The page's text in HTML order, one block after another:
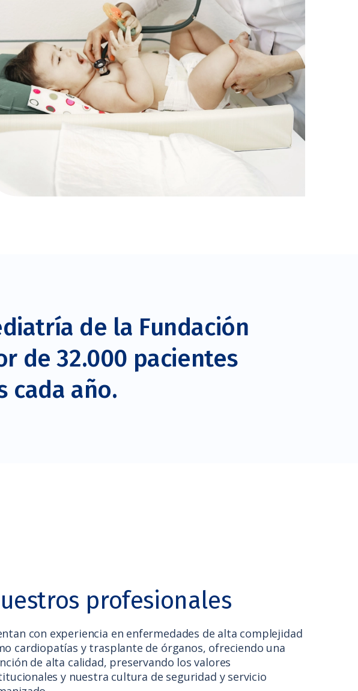
de la Fundación
de 32.000 pacientes
cada año.
profesionales
con experiencia en enfermedades de alta complejidad
cardiopatías y trasplante de órganos, ofreciendo una
de alta calidad, preservando los valores
y nuestra cultura de seguridad y servicio